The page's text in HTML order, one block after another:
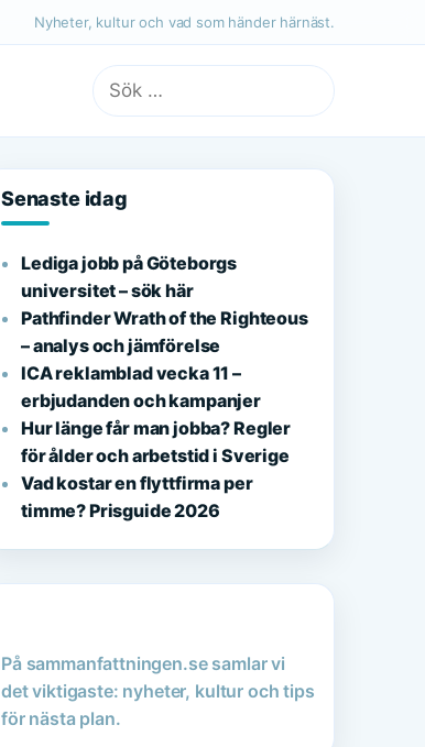
Nyheter, kultur och vad som händer härnäst.
Sök
efter:
Senaste idag
Lediga jobb på Göteborgs
universitet – sök här
Pathfinder Wrath of the Righteous
– analys och jämförelse
ICA reklamblad vecka 11 –
erbjudanden och kampanjer
Hur länge får man jobba? Regler
för ålder och arbetstid i Sverige
Vad kostar en flyttfirma per
timme? Prisguide 2026
På sammanfattningen.se samlar vi
det viktigaste: nyheter, kultur och tips
för nästa plan.